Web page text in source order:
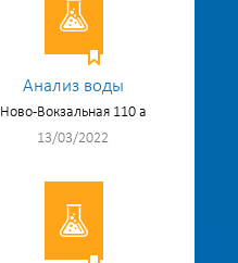
Анализ воды
Ново-Вокзальная 110 а
13/03/2022